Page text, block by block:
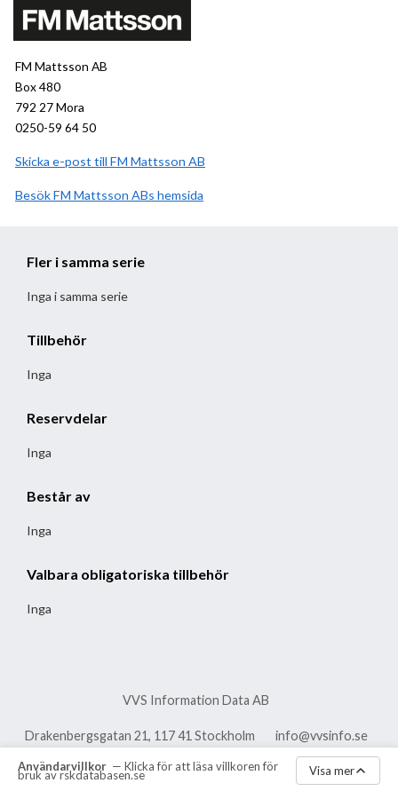
FM Mattsson AB
Box 480
792 27 Mora
0250-59 64 50
Skicka e-post till FM Mattsson AB
BesökFM Mattsson AB hemsida
Fler i samma serie
Inga i samma serie
Tillbehör
Inga
Reservdelar
Inga
Består av
Inga
Valbara obligatoriska tillbehör
Inga
Användarvillkor — Klicka för att läsa villkoren för
bruk av rskdatabasen.se Visa mer
VVS Information Data AB
Drakenbergsgatan 21, 117 41 Stockholm info@vvsinfo.se
vvsinfo.se Aktuella meddelanden